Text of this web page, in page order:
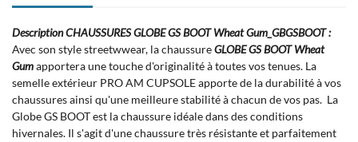
Description CHAUSSURES GLOBE GS BOOT Wheat Gum_GBGSBOOT :
Avec son style streetwwear, la chaussureGLOBE GS BOOT Wheat
Gumapportera une touche d'originalité à toutes vos tenues. La
semelle extérieur PRO AM CUPSOLE apporte de la durabilité à vos
chaussures ainsi qu'une meilleure stabilité à chacun de vos pas. La
Globe GS BOOT est la chaussure idéale dans des conditions
hivernales. Il s'agit d'une chaussure très résistante et parfaitement